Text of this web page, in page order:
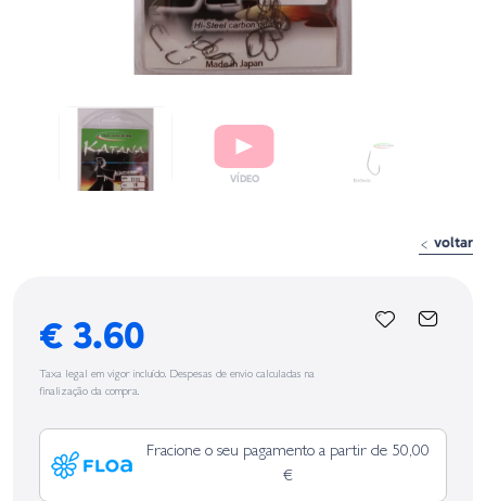
voltar
€ 3.60
Taxa legal em vigor incluído. Despesas de envio calculadas na
finalização da compra.
Fracione o seu pagamento a partir de 50,00
€